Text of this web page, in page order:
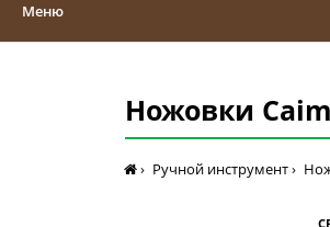
Меню
Ножовки
Ручной инструмент